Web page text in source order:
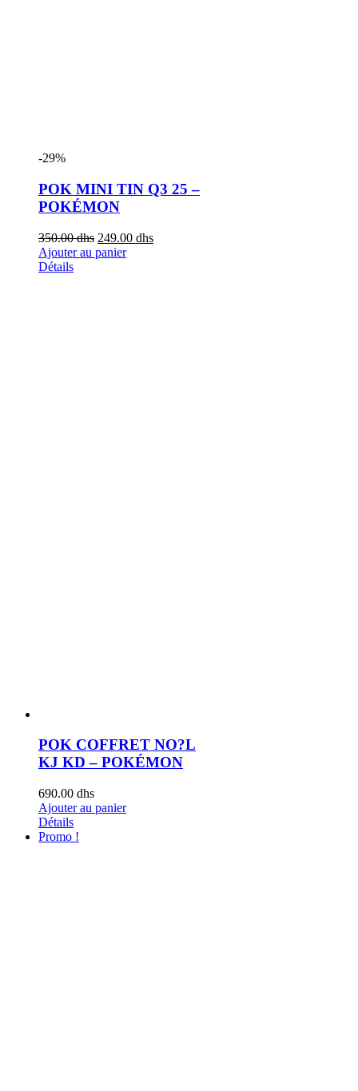
-29%
POK MINI TIN Q3 25 –
POKÉMON
350.00dhs 249.00 dhs
Ajouter au panier
Détails
POK COFFRET NO?L
KJ KD – POKÉMON
690.00 dhs
Ajouter au panier
Détails
Promo !